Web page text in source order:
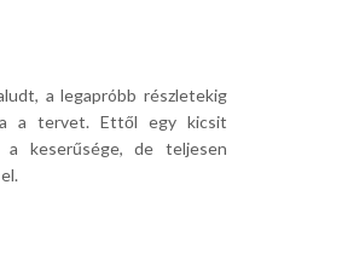
a legapróbb részletekig
a tervet. Ettől egy kicsit
a keserűsége, de teljesen